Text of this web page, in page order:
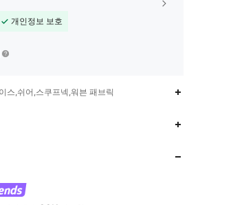
개인정보 보호
스,쉬어,스쿠프넥,워븐 패브릭
99K